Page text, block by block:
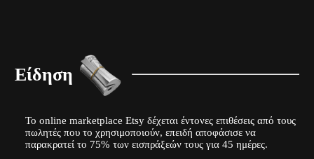
Είδηση
Το οnline marketplace Etsy δέχεται έντονες επιθέσεις από τους
πωλητές που το χρησιμοποιούν, επειδή αποφάσισε να
παρακρατεί το 75% των εισπράξεών τους για 45 ημέρες.